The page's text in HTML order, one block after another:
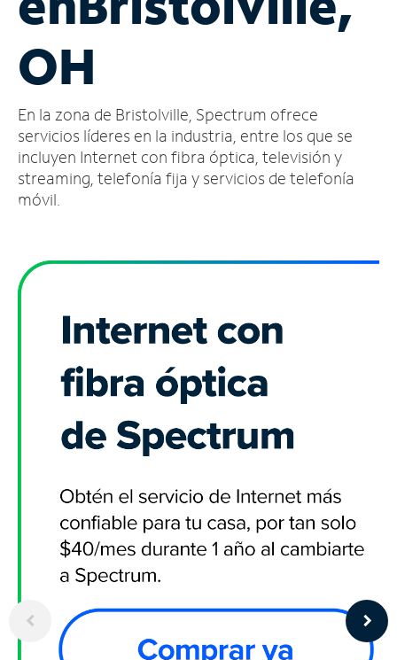
cuenta
Encuentra
tienda
OH
En la zona de Bristolville, Spectrum ofrece
servicios líderes en la industria, entre los que se
incluyen Internet con fibra óptica, televisión y
streaming, telefonía fija y servicios de telefonía
móvil.